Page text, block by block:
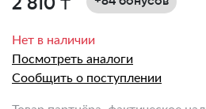
Нет в наличии
Посмотреть аналоги
Сообщить о поступлении